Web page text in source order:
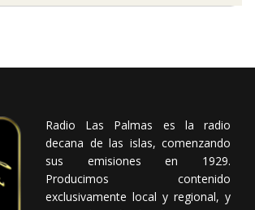
Radio Las Palmas es la radio
decana de las islas, comenzando
sus emisiones en 1929.
Producimos contenido
exclusivamente local y regional, y